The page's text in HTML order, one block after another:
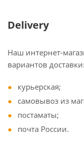
Delivery
Наш интернет-
вариантов доставки:
курьерская;
самовывоз из
постаматы;
почта России.